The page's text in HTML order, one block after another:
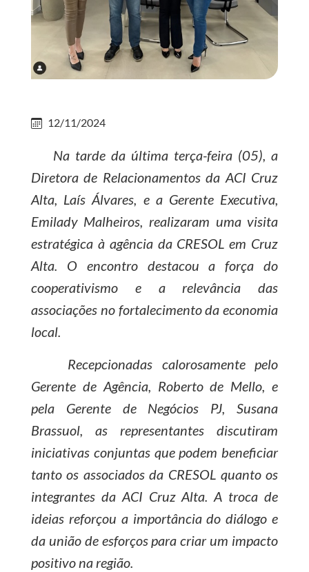
12/11/2024
Na tarde da última terça-feira (05), a
Diretora de Relacionamentos da ACI Cruz
Alta, Laís Álvares, e a Gerente Executiva,
Emilady Malheiros, realizaram uma visita
estratégica à agência da CRESOL em Cruz
Alta. O encontro destacou a força do
cooperativismo e a relevância das
associações no fortalecimento da economia
local.
Recepcionadas calorosamente pelo
Gerente de Agência, Roberto de Mello, e
pela Gerente de Negócios PJ, Susana
Brassuol, as representantes discutiram
iniciativas conjuntas que podem beneficiar
tanto os associados da CRESOL quanto os
integrantes da ACI Cruz Alta. A troca de
ideias reforçou a importância do diálogo e
da união de esforços para criar um impacto
positivo na região.